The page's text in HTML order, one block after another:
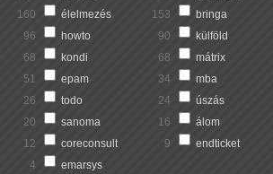
160 élelmezés 153
bringa
96 howto 90
külföld
68 kondi 68
mátrix
51 epam 34
mba
26 todo 24
úszás
20 sanoma 16
álom
12 coreconsult 9
endticket
4
emarsys